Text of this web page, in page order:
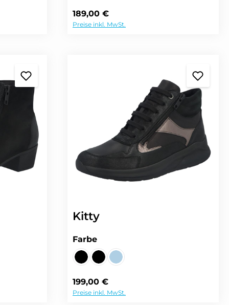
Regulärer Preis:
189,00 €
Preise inkl. MwSt.
Kitty
Farbeauswählen
KNAUTSCHLACK/KNAUTSCHLACK
VELOUR/NUBUK STRETCH/
VELOUR/SONIC STRETCH/
Regulärer Preis:
199,00 €
Preise inkl. MwSt.